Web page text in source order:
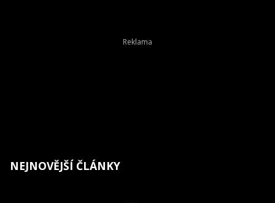
NEJNOVĚJŠÍ ČLÁNKY